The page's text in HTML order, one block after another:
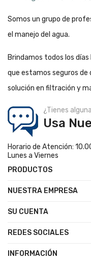
Somos un grupo de
el manejo del agua.
Brindamos todos los
que estamos seguros
solución en filtración y
¿Tienes
Usa
Horario de Atención:
Lunes a Viernes
PRODUCTOS
NUESTRA EMPRESA
SU CUENTA
REDES SOCIALES
INFORMACIÓN